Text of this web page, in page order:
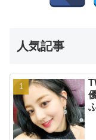
人気記事